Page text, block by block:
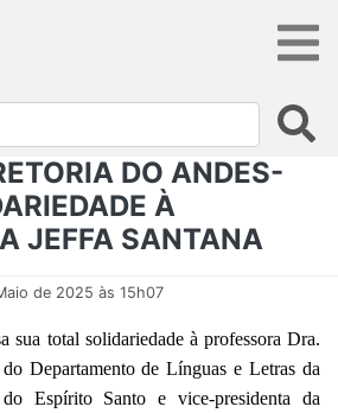
DO ANDES-
À
JEFFA SANTANA
de 2025 às 15h07
sua total solidariedade à professora Dra.
Departamento de Línguas e Letras da
Espírito Santo e vice-presidenta da